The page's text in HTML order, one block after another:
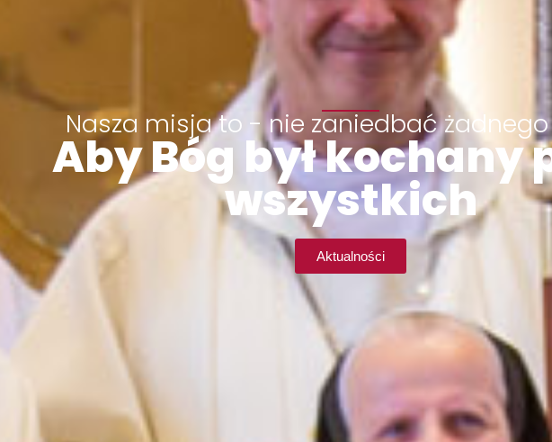
Nasza misja to - nie zaniedbać
Aby Bóg był kochany
wszystkich
Aktualności